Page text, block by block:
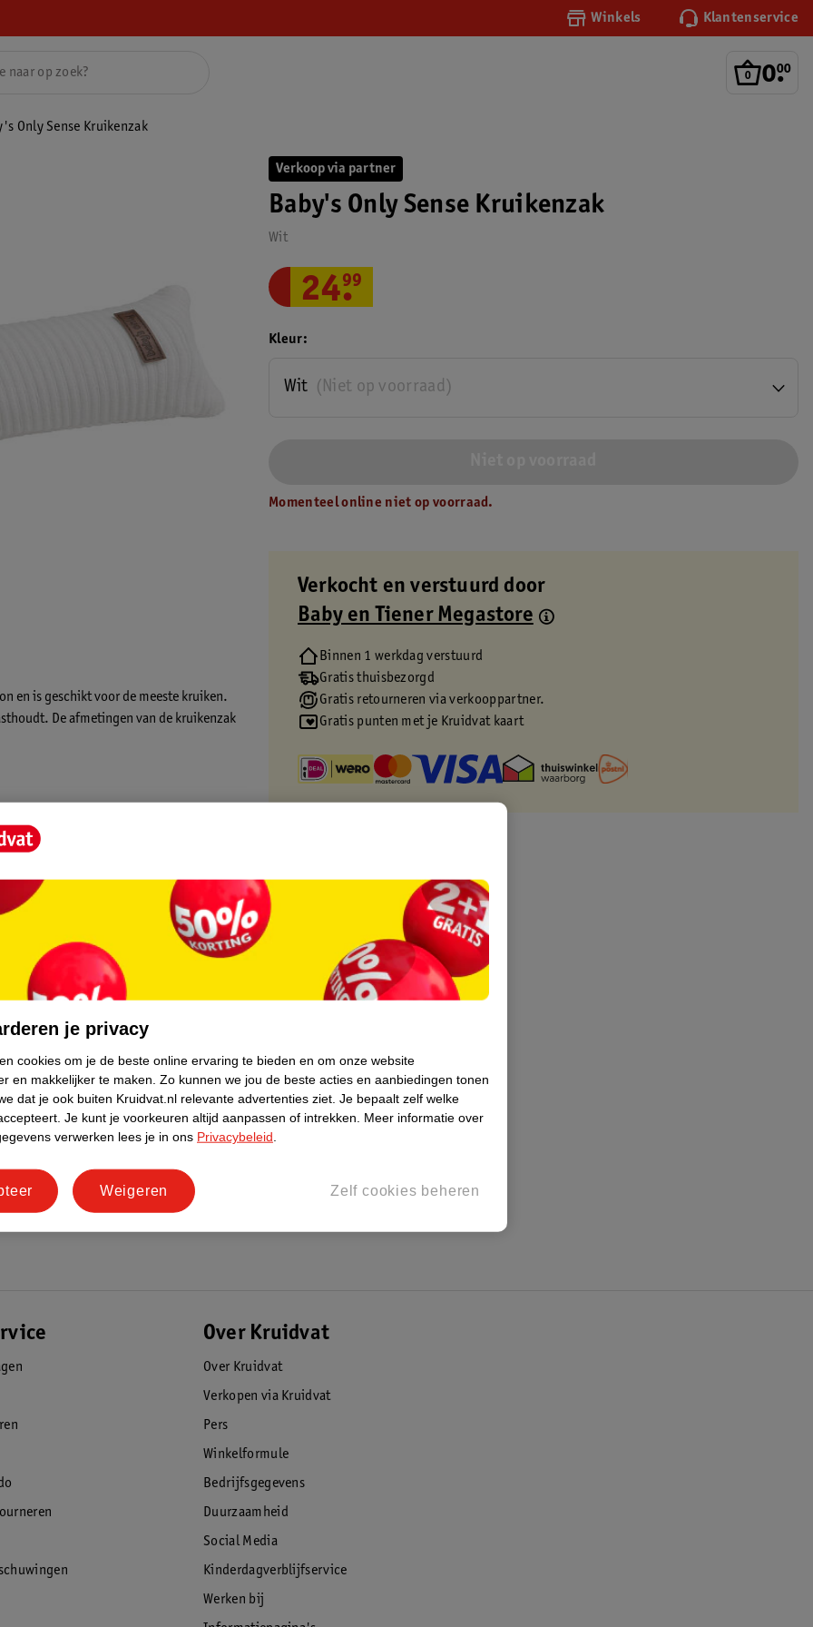
Winkels Klantenservice
0.
00
Only Sense Kruikenzak
en is geschikt voor de meeste kruiken.
De afmetingen van de kruikenzak
Verkoop via partner
Baby's Only Sense Kruikenzak
Wit
24.
99
Kleur
(Niet op voorraad)
Wit
Momenteel online niet op voorraad.
Verkocht en verstuurd door
Baby en Tiener Megastore
Binnen 1 werkdag verstuurd
Gratis thuisbezorgd
Gratis retourneren via verkooppartner.
Gratis punten met je Kruidvat kaart
Over Kruidvat
Over Kruidvat
Verkopen via Kruidvat
Pers
Winkelformule
Bedrijfsgegevens
Duurzaamheid
Social Media
Kinderdagverblijfservice
Werken bij
je privacy
cookies om je de beste online ervaring te bieden en om onze website
en makkelijker te maken. Zo kunnen we jou de beste acties en aanbiedingen tonen
dat je ook buiten Kruidvat.nl relevante advertenties ziet. Je bepaalt zelf welke
Je kunt je voorkeuren altijd aanpassen of intrekken.
Meer informatie over
verwerken lees je in ons Privacybeleid
Zelf cookies beheren
Weigeren